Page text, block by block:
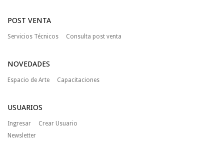
POST VENTA
Servicios Técnicos Consulta post venta
NOVEDADES
Espacio de Arte Capacitaciones
USUARIOS
Ingresar
Crear Usuario
Newsletter